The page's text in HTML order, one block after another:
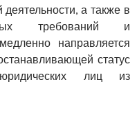
а также в
требований и
направляется
статус
лиц из